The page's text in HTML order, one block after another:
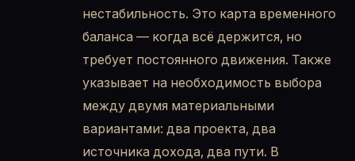
нестабильность. Это карта временного
баланса — когда всё держится, но
требует постоянного движения. Также
указывает на необходимость выбора
между двумя материальными
вариантами: два проекта, два
источника дохода, два пути. В